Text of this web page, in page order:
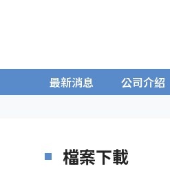
最新消息 公司介紹
檔案下載